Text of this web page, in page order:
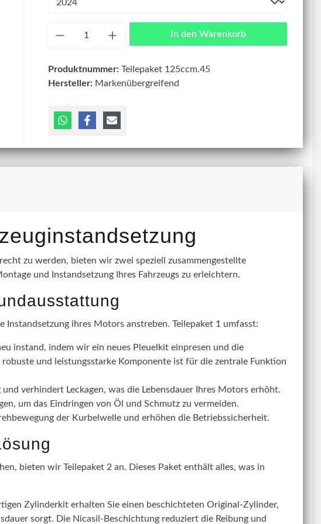
In den Warenkorb
Produktnummer:Teilepaket 125ccm.45
Hersteller: Markenübergreifend
zu werden, bieten wir zwei speziell zusammengestellte
und Instandsetzung Ihres Fahrzeugs zu erleichtern.
Instandsetzung ihres Motors anstreben. Teilepaket 1 umfasst:
instand, indem wir ein neues Pleuelkit einpresen und die
und leistungsstarke Komponente ist für die zentrale Funktion
verhindert Leckagen, was die Lebensdauer Ihres Motors erhöht.
um das Eindringen von Öl und Schmutz zu vermeiden.
der Kurbelwelle und erhöhen die Betriebssicherheit.
bieten wir Teilepaket 2 an. Dieses Paket enthält alles, was in
Zylinderkit erhalten Sie einen beschichteten Original-Zylinder,
sorgt. Die Nicasil-Beschichtung reduziert die Reibung und